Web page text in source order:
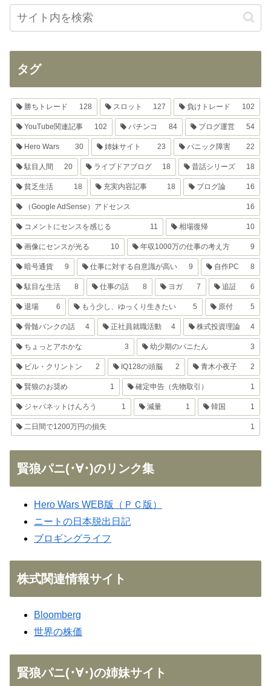
タグ
勝ちトレード 128 スロット 127 負けトレード 102
YouTube関連記事 102 パチンコ 84 ブログ運営 54
Hero Wars 30 姉妹サイト 23 パニック障害 22
駄目人間 20 ライブドアブログ 18 昔話シリーズ 18
貧乏生活 18 充実内容記事 18 ブログ論 16
（Google AdSense）アドセンス 16
コメントにセンスを感じる 11 相場復帰 10
画像にセンスが光る 10 年収1000万の仕事の考え方 9
暗号通貨 9 仕事に対する自意識が高い 9 自作PC 8
駄目な生活 8 仕事の話 8 ヨガ 7 追証 6
退場 6 もう少し、ゆっくり生きたい 5 原付 5
骨髄バンクの話 4 正社員就職活動 4 株式投資理論 4
ちょっとアホかな 3 幼少期のパニたん 3
ビル・クリントン 2 IQ128の頭脳 2 青木小夜子 2
賢狼のお奨め 1 確定申告（先物取引） 1
ジャパネットけんろう 1 減量 1 韓国 1
二日間で1200万円の損失 1
賢狼パニ(･∀･)のリンク集
Hero Wars WEB版（ＰＣ版）
ニートの日本脱出日記
ブロギングライフ
株式関連情報サイト
Bloomberg
世界の株価
賢狼パニ(･∀･)の姉妹サイト